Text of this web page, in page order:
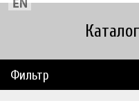
Фильтр